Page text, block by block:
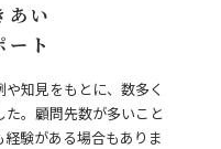
あい
ト
知見をもとに、数多く
。顧問先数が多いこと
験がある場合もありま